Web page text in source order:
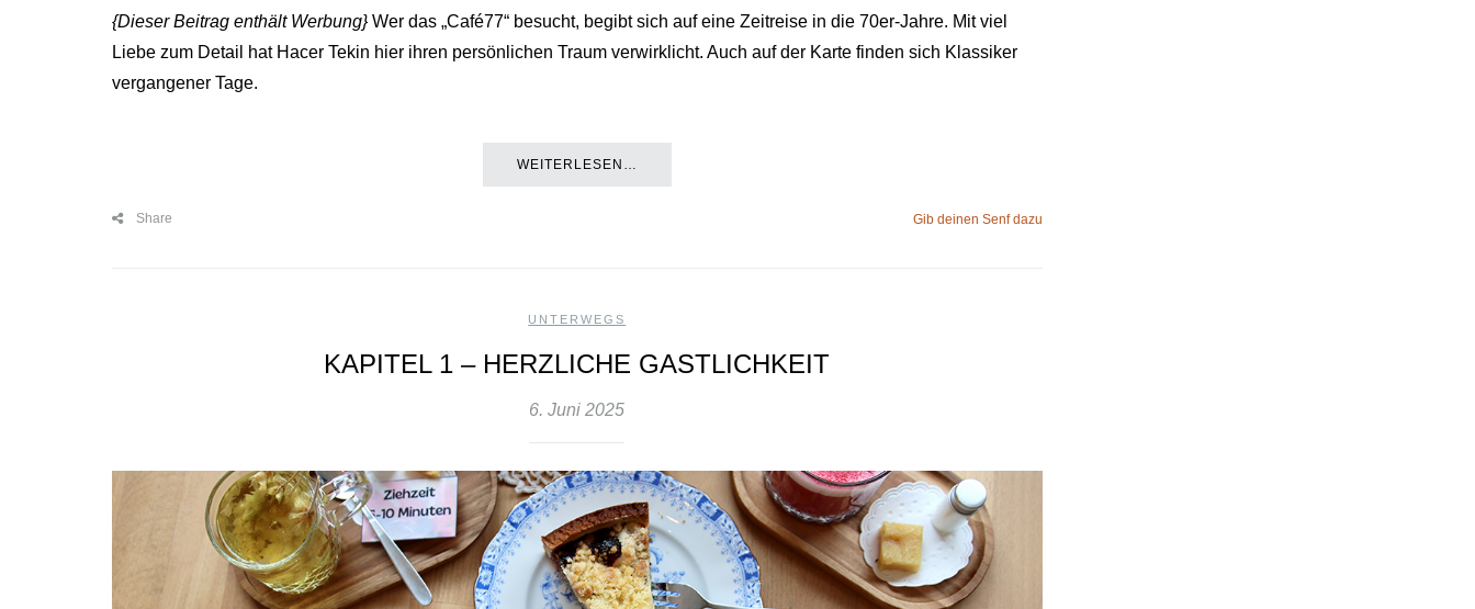
{Dieser Beitrag enthält Werbung} Wer das „Café77“ besucht, begibt sich auf eine Zeitreise in die 70er-Jahre. Mit viel
Liebe zum Detail hat Hacer Tekin hier ihren persönlichen Traum verwirklicht. Auch auf der Karte finden sich Klassiker
vergangener Tage.
WEITERLESEN…
Gib deinen Senf dazu
Share
UNTERWEGS
KAPITEL 1 – HERZLICHE GASTLICHKEIT
6. Juni 2025